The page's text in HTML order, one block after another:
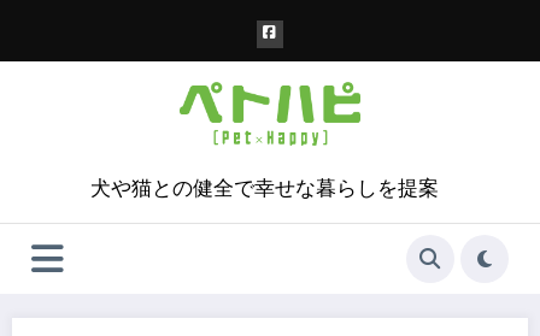
犬や猫との健全で幸せな暮らしを提案